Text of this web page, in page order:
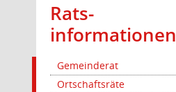
Rats­
informationen
Gemeinderat
Ortschaftsräte